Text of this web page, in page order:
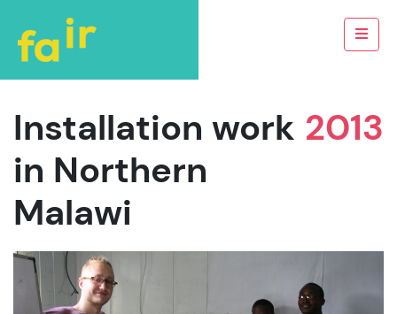
2013
Installation work
in Northern
Malawi